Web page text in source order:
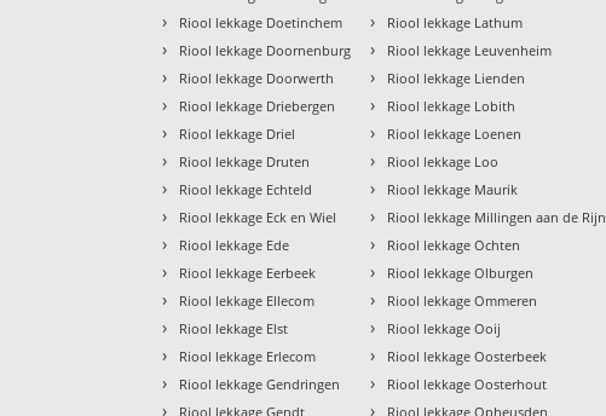
› Riool lekkage Doetinchem
› Riool lekkage Doornenburg
› Riool lekkage Doorwerth
› Riool lekkage Driebergen
› Riool lekkage Driel
› Riool lekkage Druten
› Riool lekkage Echteld
› Riool lekkage Eck en Wiel
› Riool lekkage Ede
› Riool lekkage Eerbeek
› Riool lekkage Ellecom
› Riool lekkage Elst
› Riool lekkage Erlecom
› Riool lekkage Gendringen
› Riool lekkage Gendt
› Riool lekkage Lathum
› Riool lekkage Leuvenheim
› Riool lekkage Lienden
› Riool lekkage Lobith
› Riool lekkage Loenen
› Riool lekkage Loo
› Riool lekkage Maurik
› Riool lekkage Millingen aan de Rijn
› Riool lekkage Ochten
› Riool lekkage Olburgen
› Riool lekkage Ommeren
› Riool lekkage Ooij
› Riool lekkage Oosterbeek
› Riool lekkage Oosterhout
› Riool lekkage Opheusden